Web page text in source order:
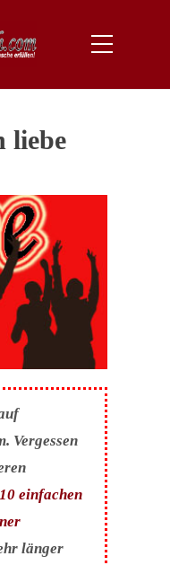
liebe
Vergessen
einfachen
länger